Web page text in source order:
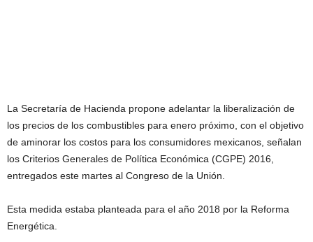
La Secretaría de Hacienda propone adelantar la liberalización de
los precios de los combustibles para enero próximo, con el objetivo
de aminorar los costos para los consumidores mexicanos, señalan
los Criterios Generales de Política Económica (CGPE) 2016,
entregados este martes al Congreso de la Unión.
Esta medida estaba planteada para el año 2018 por la Reforma
Energética.